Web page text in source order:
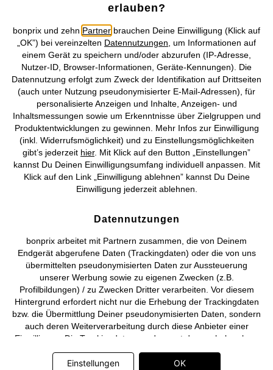
Preisangaben inkl. gesetzl. MwSt. und zzgl.
Service- &
Versandkosten
AGB Datenschutz Cookie-Einstellungen Impressum
Vertrag widerrufen
©2026 bonprix.Alle Rechte vorbehalten.
Deutsch Français
erlauben?
bonprix und zehn Partner brauchen Deine Einwilligung (Klick auf
„OK”) bei vereinzelten Datennutzungen , um Informationen auf
einem Gerät zu speichern und/oder abzurufen (IP-Adresse,
Nutzer-ID, Browser-Informationen, Geräte-Kennungen). Die
Datennutzung erfolgt zum Zweck der Identifikation auf Drittseiten
(auch unter Nutzung pseudonymisierter E-Mail-Adressen), für
personalisierte Anzeigen und Inhalte, Anzeigen- und
Inhaltsmessungen sowie um Erkenntnisse über Zielgruppen und
Produktentwicklungen zu gewinnen. Mehr Infos zur Einwilligung
(inkl. Widerrufsmöglichkeit) und zu Einstellungsmöglichkeiten
gibt’s jederzeit hier. Mit Klick auf den Button „Einstellungen”
kannst Du Deinen Einwilligungsumfang individuell anpassen. Mit
Klick auf den Link „Einwilligung ablehnen” kannst Du Deine
Einwilligung jederzeit ablehnen.
Datennutzungen
bonprix arbeitet mit Partnern zusammen, die von Deinem
Endgerät abgerufene Daten (Trackingdaten) oder die von uns
übermittelten pseudonymisierten Daten zur Aussteuerung
unserer Werbung sowie zu eigenen Zwecken (z.B.
Profilbildungen) / zu Zwecken Dritter verarbeiten. Vor diesem
Hintergrund erfordert nicht nur die Erhebung der Trackingdaten
bzw. die Übermittlung Deiner pseudonymisierten Daten, sondern
auch deren Weiterverarbeitung durch diese Anbieter einer
Einwilligung. Die Trackingdaten werden erst dann erhoben bzw.
Deine pseudonymisierten Daten erst dann übermittelt, wenn Du
auf den in dem Banner auf bonprix.de wiedergebenden Button
Einstellungen OK